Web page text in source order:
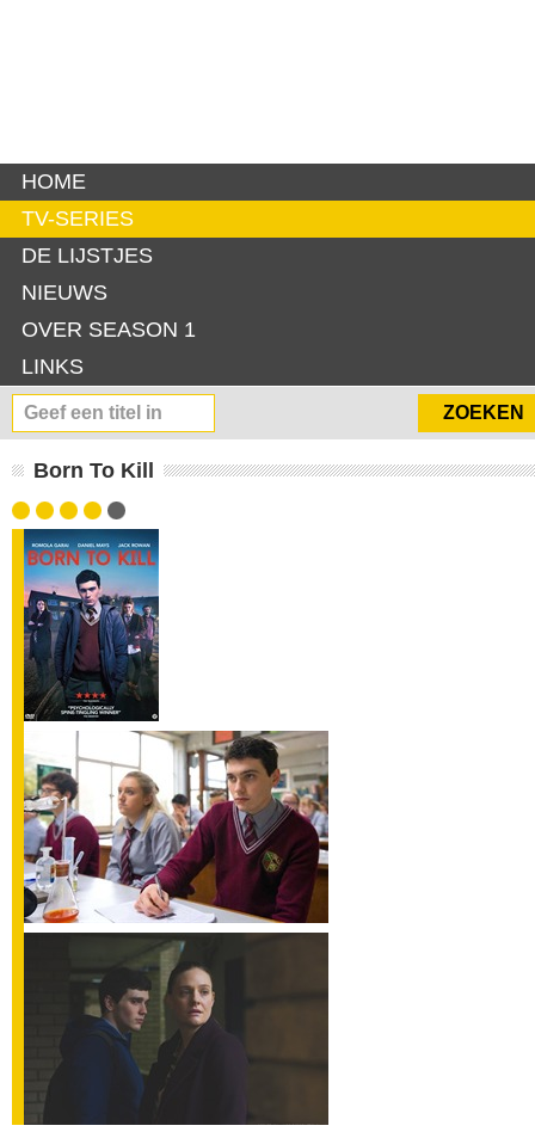
HOME
TV-SERIES
DE LIJSTJES
NIEUWS
OVER SEASON 1
LINKS
Born To Kill